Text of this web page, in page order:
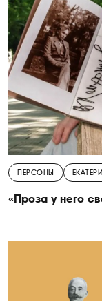
ПЕРСОНЫ
«Проза у него